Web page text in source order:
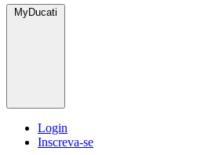
MyDucati
Login
Inscreva-se